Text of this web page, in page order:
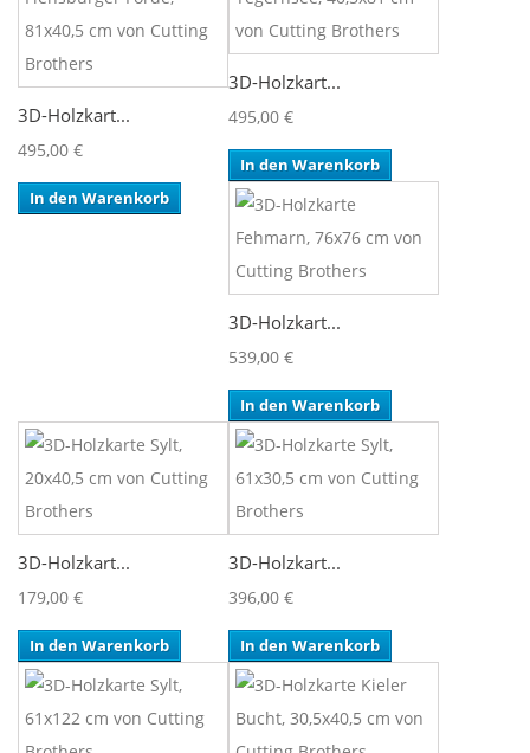
3D-Holzkart...
495,00 €
In den Warenkorb
3D-Holzkart...
495,00 €
In den Warenkorb
3D-Holzkart...
539,00 €
In den Warenkorb
3D-Holzkart...
179,00 €
In den Warenkorb
3D-Holzkart...
396,00 €
In den Warenkorb